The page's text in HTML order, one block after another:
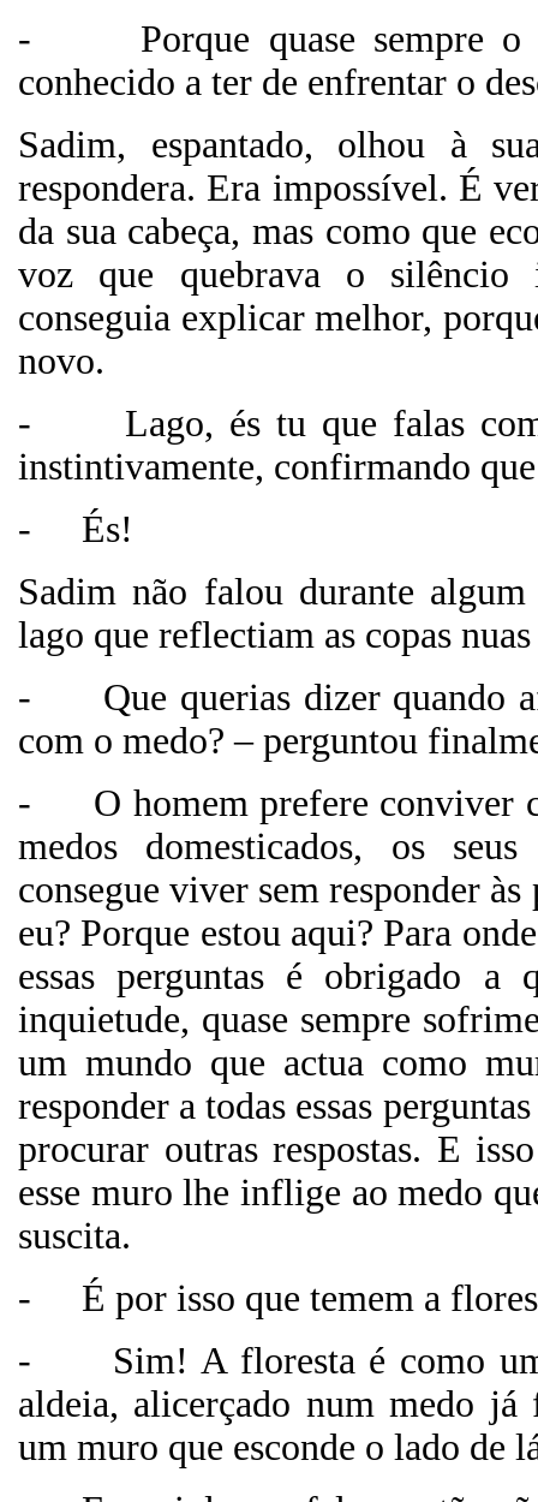
-
Porque quase sempre
conhecido a ter de enfrentar o
Sadim, espantado, olhou à
respondera. Era impossível. É
da sua cabeça, mas como que
voz que quebrava o silêncio
conseguia explicar melhor,
novo.
-
Lago, és tu que falas
instintivamente, confirmando
-
És!
Sadim não falou durante algum
lago que reflectiam as copas
-
Que querias dizer quando
com o medo? – perguntou
-
O homem prefere conviver
medos domesticados, os
consegue viver sem responder
eu? Porque estou aqui? Para
essas perguntas é obrigado a
inquietude, quase sempre
um mundo que actua como
responder a todas essas
procurar outras respostas. E
esse muro lhe inflige ao medo
suscita.
-
É por isso que temem a
-
Sim! A floresta é como
aldeia, alicerçado num medo já
um muro que esconde o lado de